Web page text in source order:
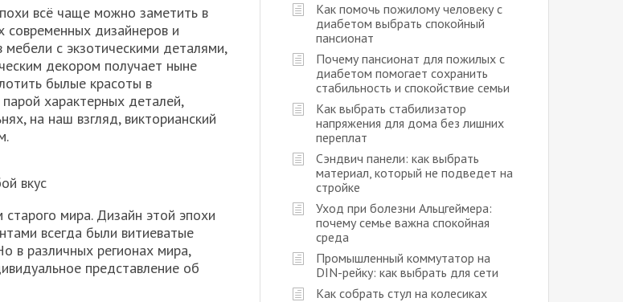
всё чаще можно заметить в
современных дизайнеров и
с экзотическими деталями,
декором получает ныне
былые красоты в
характерных деталей,
на наш взгляд, викторианский
вкус
мира. Дизайн этой эпохи
всегда были витиеватые
в различных регионах мира,
представление об
Как помочь пожилому человеку с
диабетом выбрать спокойный
пансионат
Почему пансионат для пожилых с
диабетом помогает сохранить
стабильность и спокойствие семьи
Как выбрать стабилизатор
напряжения для дома без лишних
переплат
Сэндвич панели: как выбрать
материал, который не подведет на
стройке
Уход при болезни Альцгеймера:
почему семье важна спокойная
среда
Промышленный коммутатор на
DIN-рейку: как выбрать для сети
Как собрать стул на колесиках